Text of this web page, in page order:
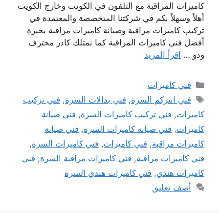
كاميرات المراقبة مع التلفون في الكويت وخارج الكويت
أهلاً وسهلاً بكم في شركتنا المتخصصة والمعتمدة في
تركيب كاميرات مراقبة وصيانة كاميرات مراقبة بخبرة
أفضل فني كاميرات المراقبة كما نمتلك كادر محترف
وذو … اقرأ المزيد
التصنيفات
فني كاميرات
الوسوم
فني انتركم السرة, فني بدالات السرة, فني تركيب
كاميرات, فني تركيب كاميرات السرة, فني صيانة
كاميرات, فني صيانة كاميرات السرة, فني صيانة
كاميرات مراقبة, فني كاميرات, فني كاميرات السرة,
فني كاميرات مراقبة, فني كاميرات مراقبة السرة, فني
كاميرات هندي, فني كاميرات هندي السرة
أضف تعليق